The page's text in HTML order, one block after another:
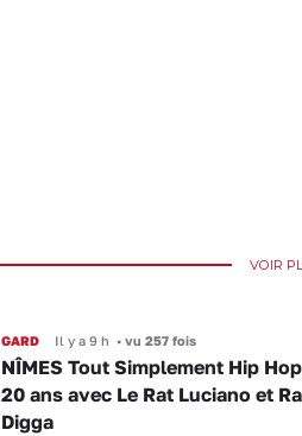
VOIR
GARD Il y a 9 h •vu 257 fois
NÎMES Tout Simplement Hip
20 ans avec Le Rat Luciano et
Digga